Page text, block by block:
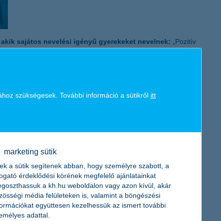
sajátos nevelési igényű gyerekeket nevelnek: „Pozitív
lehet kihozni a maximumot. Ha ezt követjük, látni fogjuk,
vagy utóbb meglesz a gyümölcse!” – biztatott mindenkit
szükségesek. További információ a sütikről itt
marketing sütik
a sütik segítenek abban, hogy személyre szabott, a
érdeklődési körének megfelelő ajánlatainkat
a kh.hu weboldalon vagy azon kívül, akár
média felületeken is, valamint a böngészési
együttesen kezelhessük az ismert további
adattal.